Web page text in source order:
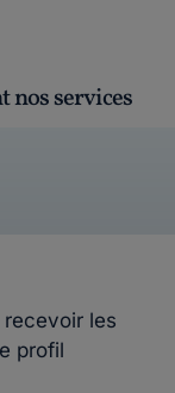
nos services
les
profil